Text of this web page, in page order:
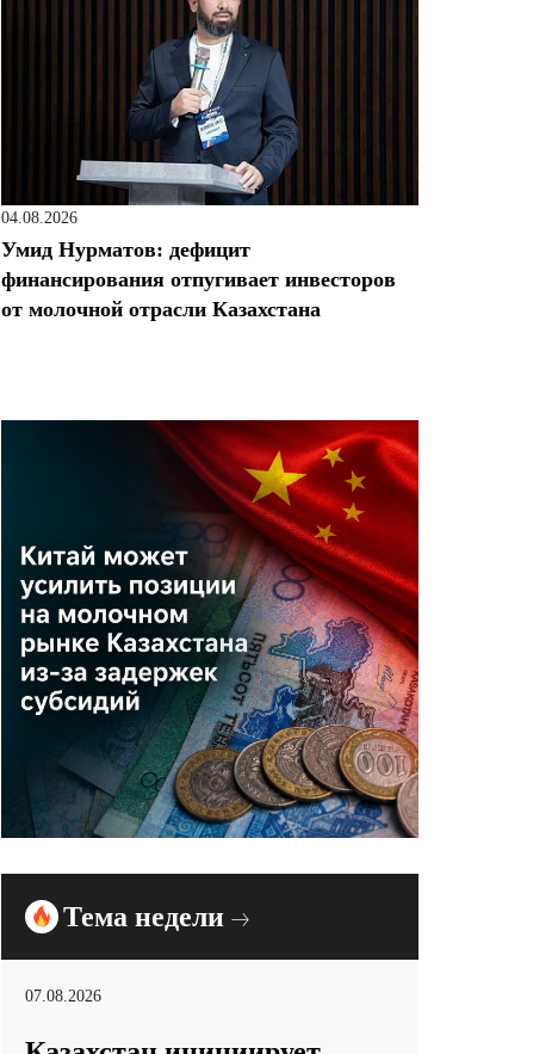
04.08.2026
Умид Нурматов: дефицит
финансирования отпугивает инвесторов
от молочной отрасли Казахстана
Тема недели
07.08.2026